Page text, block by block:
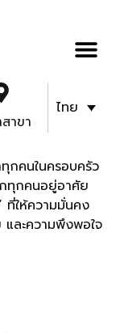
าขา
ไทย
กคนในครอบครัว
ทุกคนอยู่อาศัย
ที่ให้ความมั่นคง
และความพึงพอใจ